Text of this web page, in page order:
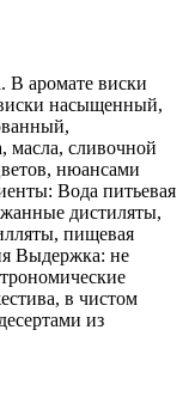
В аромате виски
насыщенный,
масла, сливочной
нюансами
Вода питьевая
дистиляты,
пищевая
Выдержка: не
в чистом
из